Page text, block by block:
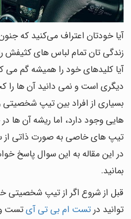
آیا خودتان اعتراف می‌کنید که
زندگی تان تمام لباس های کثیفش
آیا کلیدهای خود را همیشه گم می
دیگری است و نمی دانید آن ها را
بسیاری از افراد بین تیپ شخصیتی
هایی وجود دارد، اما ریشه آن ها
تیپ های خاصی به صورت ذاتی از
در این مقاله به این سوال پاسخ
بمانید.
قبل از شروع اگر از تیپ شخصیتی
توانید در تست ام بی تی آیتست